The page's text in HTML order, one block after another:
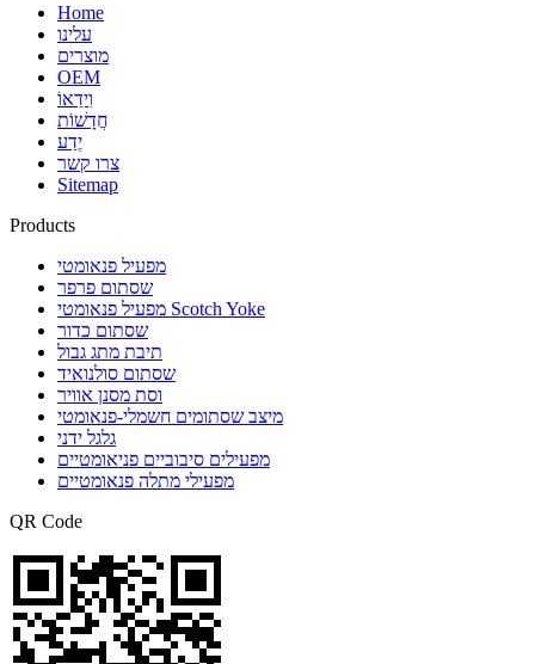
Home
עלינו
מוצרים
OEM
וִידֵאוֹ
חֲדָשׁוֹת
יֶדַע
צרו קשר
Sitemap
Products
מפעיל פנאומטי
שסתום פרפר
מפעיל פנאומטי Scotch Yoke
שסתום כדור
תיבת מתג גבול
שסתום סולנואיד
וסת מסנן אוויר
מיצב שסתומים חשמלי-פנאומטי
גלגל ידני
מפעילים סיבוביים פניאומטיים
מפעילי מתלה פנאומטיים
QR Code